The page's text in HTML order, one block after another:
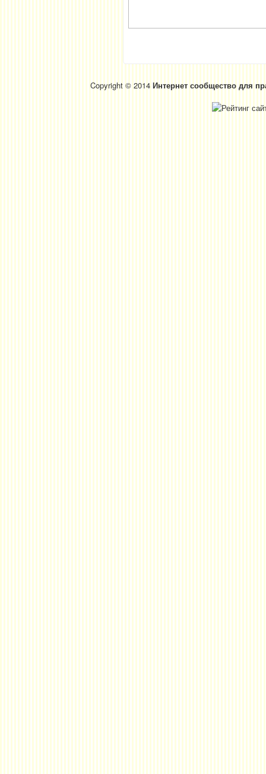
Copyright © 2014 Интернет сообщество для